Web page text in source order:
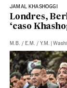
JAMAL KHASHOGGI
Londres,
‘caso
M.B. / E.M. / Y.M. |